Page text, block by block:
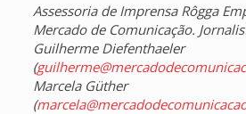
Assessoria de Imprensa Rôgga
Mercado de Comunicação.
Guilherme Diefenthaeler
(
Marcela Güther
(